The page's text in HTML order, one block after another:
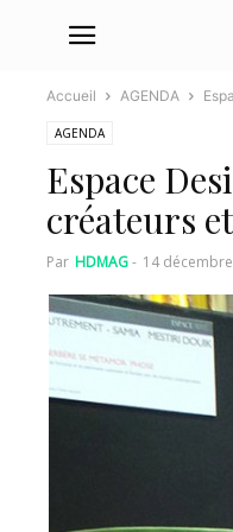
Accueil AGENDA
AGENDA
Espace
créateurs
Par HDMAG- 14